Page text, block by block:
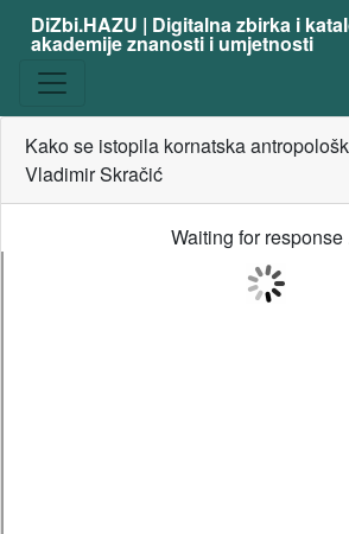
DiZbi.HAZU | Digitalna zbirka i
akademije znanosti i umjetnosti
Kako se istopila kornatska
Vladimir Skračić
Waiting for response